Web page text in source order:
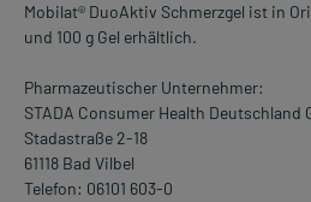
Mobilat® DuoAktiv Schmerzgel ist in
und 100 g Gel erhältlich.
Pharmazeutischer Unternehmer:
STADA Consumer Health Deutschland
Stadastraße 2-18
61118 Bad Vilbel
Telefon: 06101 603-0